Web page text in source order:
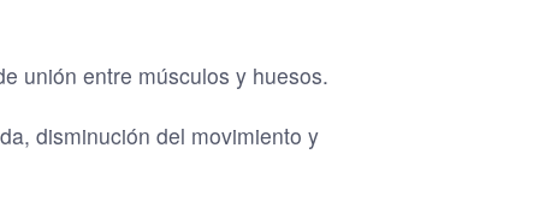
unión entre músculos y huesos.
disminución del movimiento y